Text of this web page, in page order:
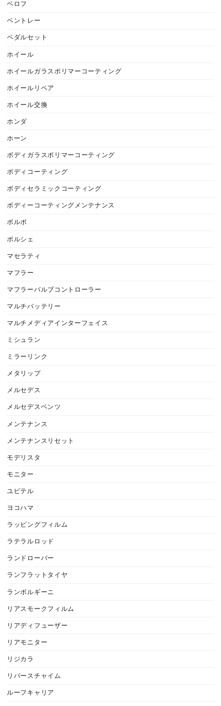
ベロフ
ベントレー
ペダルセット
ホイール
ホイールガラスポリマーコーティング
ホイールリペア
ホイール交換
ホンダ
ホーン
ボディガラスポリマーコーティング
ボディコーティング
ボディセラミックコーティング
ボディーコーティングメンテナンス
ボルボ
ポルシェ
マセラティ
マフラー
マフラーバルブコントローラー
マルチバッテリー
マルチメディアインターフェイス
ミシュラン
ミラーリンク
メタリップ
メルセデス
メルセデスベンツ
メンテナンス
メンテナンスリセット
モデリスタ
モニター
ユピテル
ヨコハマ
ラッピングフィルム
ラテラルロッド
ランドローバー
ランフラットタイヤ
ランボルギーニ
リアスモークフィルム
リアディフューザー
リアモニター
リジカラ
リバースチャイム
ルーフキャリア